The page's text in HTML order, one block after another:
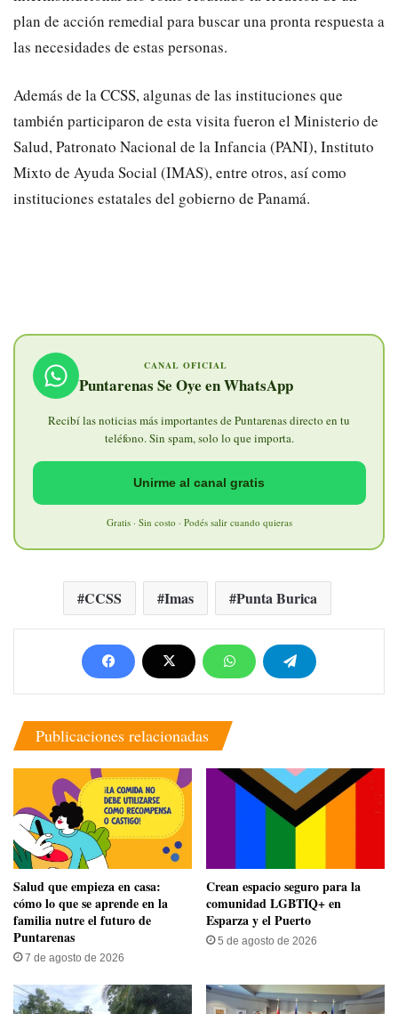
plan de acción remedial para buscar una pronta respuesta a
las necesidades de estas personas.
Además de la CCSS, algunas de las instituciones que
también participaron de esta visita fueron el Ministerio de
Salud, Patronato Nacional de la Infancia (PANI), Instituto
Mixto de Ayuda Social (IMAS), entre otros, así como
instituciones estatales del gobierno de Panamá.
CANAL OFICIAL
Puntarenas Se Oye en WhatsApp
Recibí las noticias más importantes de Puntarenas directo en tu
teléfono. Sin spam, solo lo que importa.
Unirme al canal gratis
Gratis · Sin costo · Podés salir cuando quieras
CCSS Imas Punta Burica
Publicaciones relacionadas
Salud que empieza en casa:
cómo lo que se aprende en la
familia nutre el futuro de
Puntarenas
7 de agosto de 2026
Crean espacio seguro para la
comunidad LGBTIQ+ en
Esparza y el Puerto
5 de agosto de 2026